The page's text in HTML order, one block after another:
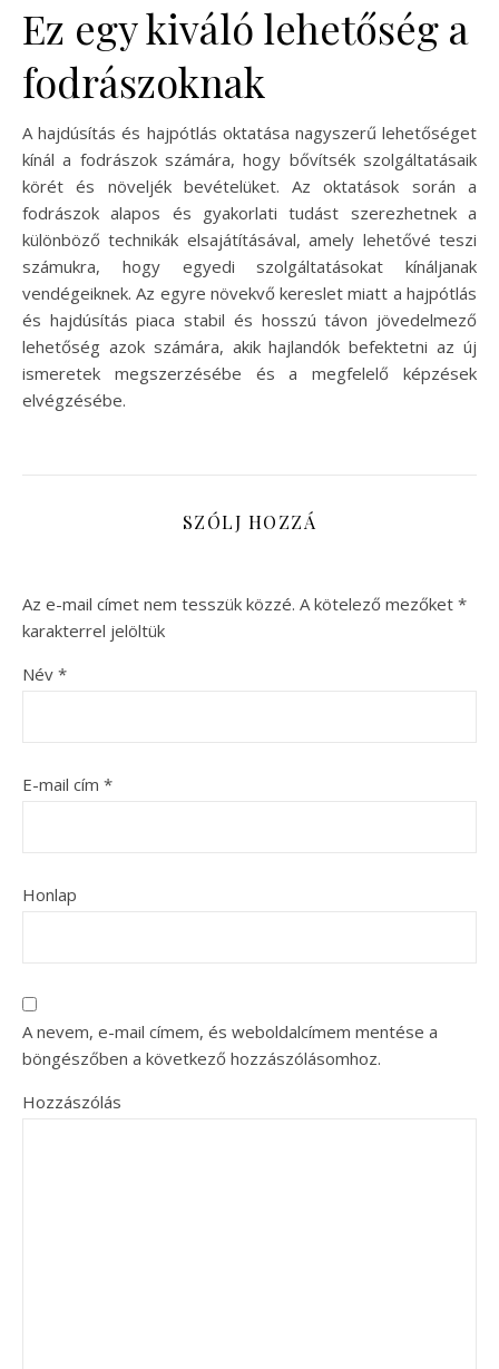
Ez egy kiváló lehetőség a
fodrászoknak
A hajdúsítás és hajpótlás oktatása nagyszerű lehetőséget
kínál a fodrászok számára, hogy bővítsék szolgáltatásaik
körét és növeljék bevételüket. Az oktatások során a
fodrászok alapos és gyakorlati tudást szerezhetnek a
különböző technikák elsajátításával, amely lehetővé teszi
számukra, hogy egyedi szolgáltatásokat kínáljanak
vendégeiknek. Az egyre növekvő kereslet miatt a hajpótlás
és hajdúsítás piaca stabil és hosszú távon jövedelmező
lehetőség azok számára, akik hajlandók befektetni az új
ismeretek megszerzésébe és a megfelelő képzések
elvégzésébe.
SZÓLJ HOZZÁ
Az e-mail címet nem tesszük közzé. A kötelező mezőket *
karakterrel jelöltük
Név *
E-mail cím *
Honlap
A nevem, e-mail címem, és weboldalcímem mentése a
böngészőben a következő hozzászólásomhoz.
Hozzászólás